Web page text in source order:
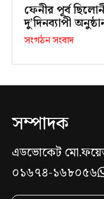
ফেনীর পূর্ব
দু’দিনব্যাপী
সংগঠন সংবাদ
সম্পাদক
এডভোকেট
০১৬৭৪-১৬৮০৫৬